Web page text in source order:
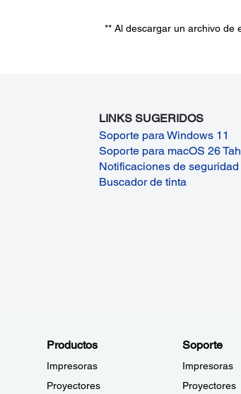
** Al descargar un archivo de
LINKS SUGERIDOS
Soporte para Windows 11
Soporte para macOS 26
Notificaciones de seguridad
Buscador de tinta
Productos
Impresoras
Proyectores
Soporte
Impresoras
Proyectores